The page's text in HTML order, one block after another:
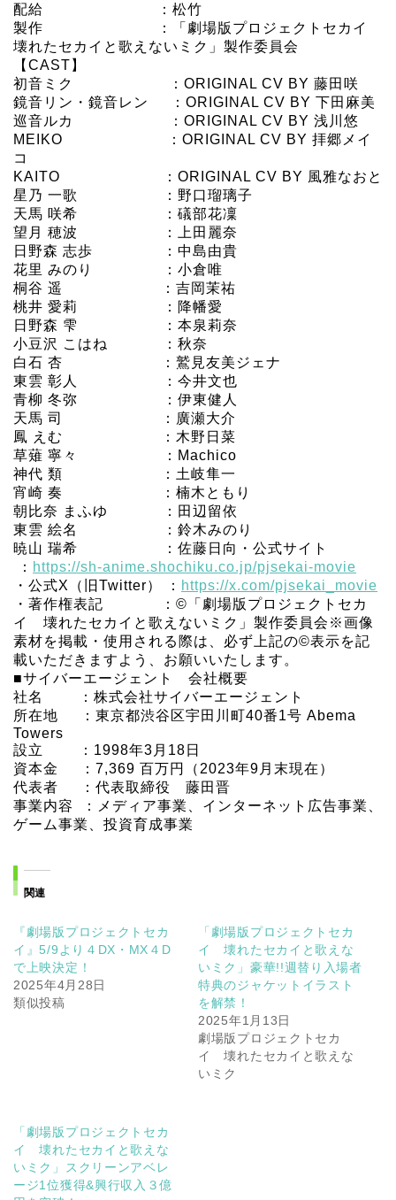
配給 ：松竹
製作 ：「劇場版プロジェクトセカイ
壊れたセカイと歌えないミク」製作委員会
【CAST】
初音ミク ：ORIGINAL CV BY 藤田咲
鏡音リン・鏡音レン ：ORIGINAL CV BY 下田麻美
巡音ルカ ：ORIGINAL CV BY 浅川悠
MEIKO ：ORIGINAL CV BY 拝郷メイ
コ
KAITO ：ORIGINAL CV BY 風雅なおと
星乃 一歌 ：野口瑠璃子
天馬 咲希 ：礒部花凜
望月 穂波 ：上田麗奈
日野森 志歩 ：中島由貴
花里 みのり ：小倉唯
桐谷 遥 ：吉岡茉祐
桃井 愛莉 ：降幡愛
日野森 雫 ：本泉莉奈
小豆沢 こはね ：秋奈
白石 杏 ：鷲見友美ジェナ
東雲 彰人 ：今井文也
青柳 冬弥 ：伊東健人
天馬 司 ：廣瀬大介
鳳 えむ ：木野日菜
草薙 寧々 ：Machico
神代 類 ：土岐隼一
宵崎 奏 ：楠木ともり
朝比奈 まふゆ ：田辺留依
東雲 絵名 ：鈴木みのり
暁山 瑞希 ：佐藤日向・公式サイト
： https://sh-anime.shochiku.co.jp/pjsekai-movie
・公式X（旧Twitter） ： https://x.com/pjsekai_movie
・著作権表記 ：©「劇場版プロジェクトセカ
イ 壊れたセカイと歌えないミク」製作委員会※画像
素材を掲載・使用される際は、必ず上記の©表示を記
載いただきますよう、お願いいたします。
■サイバーエージェント 会社概要
社名 ：株式会社サイバーエージェント
所在地 ：東京都渋谷区宇田川町40番1号 Abema
Towers
設立 ：1998年3月18日
資本金 ：7,369 百万円（2023年9月末現在）
代表者 ：代表取締役 藤田晋
事業内容 ：メディア事業、インターネット広告事業、
ゲーム事業、投資育成事業
関連
『劇場版プロジェクトセカ
イ』5/9より４DX・MX４D
で上映決定！
2025年4月28日
類似投稿
「劇場版プロジェクトセカ
イ 壊れたセカイと歌えな
いミク」豪華!!週替り入場者
特典のジャケットイラスト
を解禁！
2025年1月13日
劇場版プロジェクトセカ
イ 壊れたセカイと歌えな
いミク
「劇場版プロジェクトセカ
イ 壊れたセカイと歌えな
いミク」スクリーンアベレ
ージ1位獲得&興行収入３億